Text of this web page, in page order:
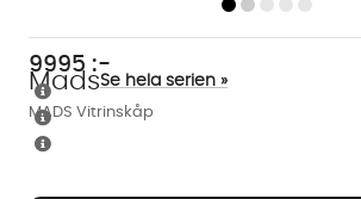
MADS Vitrinskåp
MadsSe hela serien »
9995 :-